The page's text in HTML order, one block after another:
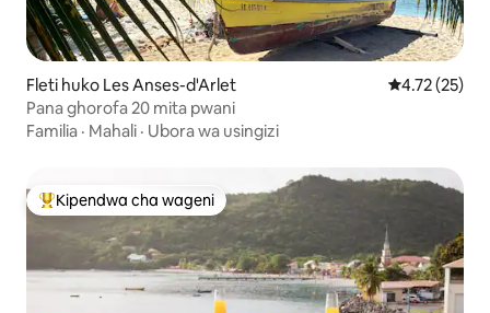
Fleti huko Les Anses-d'Arlet Ukadiriaji wa
4.72 (25)
Pana ghorofa 20 mita pwani
Familia · Mahali · Ubora wa usingizi
Kipendwa maarufu cha wageni
Kipendwa cha wageni